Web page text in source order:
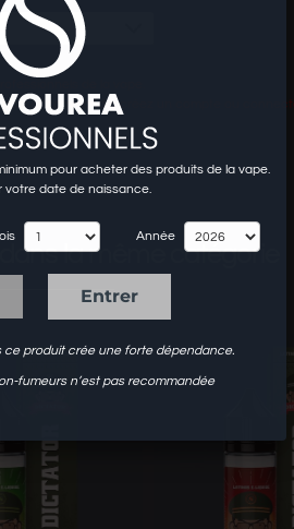
passer commande, créez un compte ou
dans la même catégorie
pour acheter des produits de la vape.
votre date de naissance.
Année
Entrer
produit crée une forte dépendance.
fumeurs n’est pas recommandée